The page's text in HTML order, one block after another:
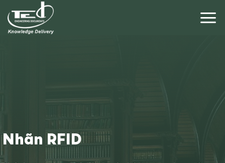
đến
nội
Nhãn RFID